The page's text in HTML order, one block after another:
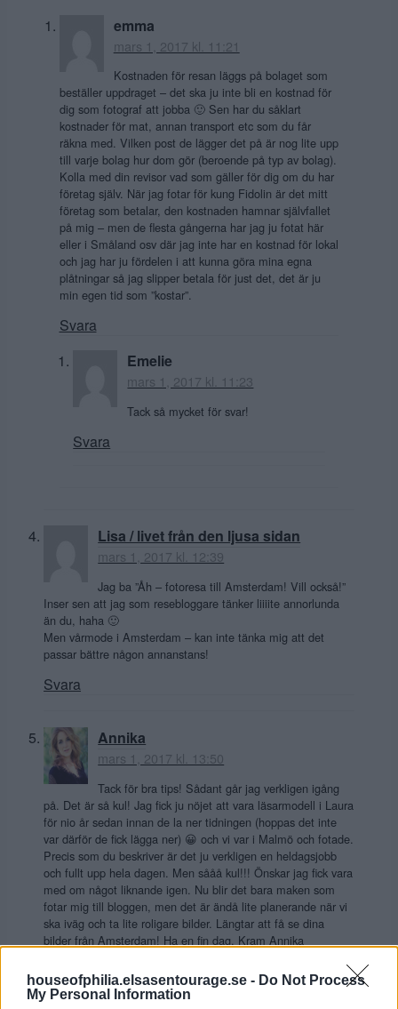
houseofphilia.elsasentourage.se - Do Not Process
My Personal Information
emma
mars 1, 2017 kl. 11:21
Kostnaden för resan läggs på bolaget som
beställer uppdraget – det ska ju inte bli en kostnad för
dig som fotograf att jobba 🙂 Sen har du såklart
kostnader för mat, annan transport etc som du får
räkna med. Vilken post de lägger det på är nog lite upp
till varje bolag hur dom gör (beroende på typ av bolag).
Kolla med din revisor vad som gäller för dig om du har
företag själv. När jag fotar för kung Fidolin är det mitt
företag som betalar, den kostnaden hamnar självfallet
på mig – men de flesta gångerna har jag ju fotat här
eller i Småland osv där jag inte har en kostnad för lokal
och jag har ju fördelen i att kunna göra mina egna
plåtningar så jag slipper betala för just det, det är ju
min egen tid som ”kostar”.
Svara
Emelie
mars 1, 2017 kl. 11:23
Tack så mycket för svar!
Svara
Lisa / livet från den ljusa sidan
mars 1, 2017 kl. 12:39
Jag ba ”Åh – fotoresa till Amsterdam! Vill också!”
Inser sen att jag som resebloggare tänker liiiite annorlunda
än du, haha 🙂
Men vårmode i Amsterdam – kan inte tänka mig att det
passar bättre någon annanstans!
Svara
Annika
mars 1, 2017 kl. 13:50
Tack för bra tips! Sådant går jag verkligen igång
på. Det är så kul! Jag fick ju nöjet att vara läsarmodell i Laura
för nio år sedan innan de la ner tidningen (hoppas det inte
var därför de fick lägga ner) 😀 och vi var i Malmö och fotade.
Precis som du beskriver är det ju verkligen en heldagsjobb
och fullt upp hela dagen. Men sååå kul!!! Önskar jag fick vara
med om något liknande igen. Nu blir det bara maken som
fotar mig till bloggen, men det är ändå lite planerande när vi
ska iväg och ta lite roligare bilder. Längtar att få se dina
bilder från Amsterdam! Ha en fin dag. Kram Annika
Svara